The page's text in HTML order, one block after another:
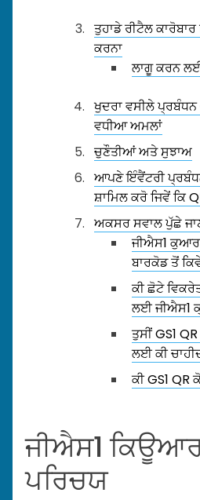
ਤੁਹਾਡੇ ਰੀਟੈਲ
ਕਰਨਾ
ਲਾਗੂ ਕਰਨ
ਖੁਦਰਾ ਵਸੀਲੇ ਪ੍ਰਬੰਧਨ
ਵਧੀਆ ਅਮਲਾਂ
ਚੁਣੌਤੀਆਂ ਅਤੇ ਸੁਝਾਅ
ਆਪਣੇ ਇੰਵੈਂਟਰੀ
ਸ਼ਾਮਿਲ ਕਰੋ ਜਿਵੇਂ ਕਿ
ਅਕਸਰ ਸਵਾਲ ਪੁੱਛੇ
ਜੀਐਸ1
ਬਾਰਕੋਡ ਤੋਂ
ਕੀ ਛੋਟੇ
ਲਈ ਜੀਐਸ1
ਤੁਸੀਂ GS1
ਲਈ ਕੀ
ਕੀ GS1 QR
ਜੀਐਸ1
ਪਰਿਚਯ